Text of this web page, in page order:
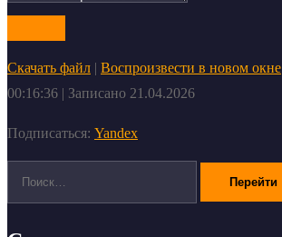
Скачать файл | Воспроизвести в новом окне
00:16:36 | Записано 21.04.2026
Подписаться: Yandex